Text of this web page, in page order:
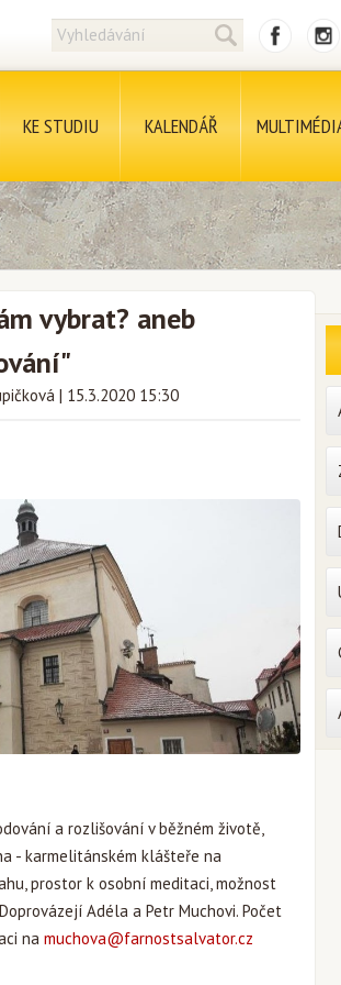
KE STUDIU KALENDÁŘ
vybrat? aneb
| 15.3.2020 15:30
a rozlišování v běžném životě,
- karmelitánském klášteře na
prostor k osobní meditaci, možnost
Adéla a Petr Muchovi. Počet
na muchova@farnostsalvator.cz